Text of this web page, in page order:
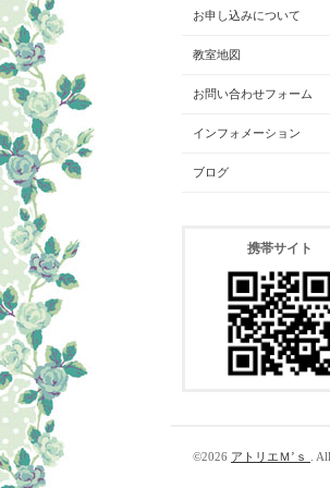
お申し込みについて
教室地図
お問い合わせフォーム
インフォメーション
ブログ
携帯サイト
©2026 アトリエＭ’ｓ .